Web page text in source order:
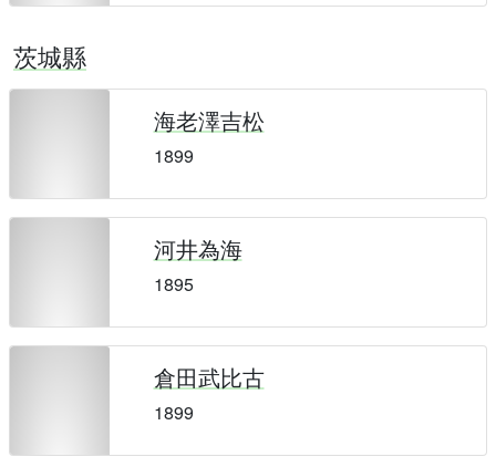
茨城縣
海老澤吉松
1899
河井為海
1895
倉田武比古
1899